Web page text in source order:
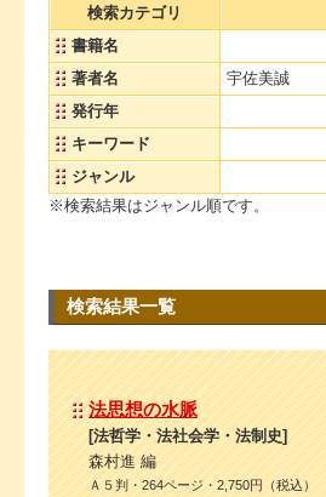
検索カテゴリ
書籍名
著者名
宇佐美誠
発行年
キーワード
ジャンル
※検索結果はジャンル順です。
検索結果一覧
法思想の水脈
[法哲学・法社会学・法制史]
森村進 編
Ａ５判・264ページ・2,750円（税込）